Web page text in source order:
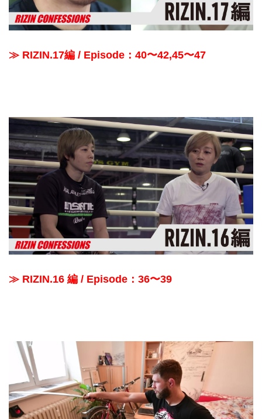
≫ RIZIN.17編 / Episode：40〜42,45〜47
≫ RIZIN.16 編 / Episode：36〜39